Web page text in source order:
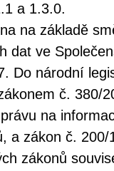
a 1.3.0.
na základě
dat ve
Do národní
č. 380/
na
a zákon č.
zákonů